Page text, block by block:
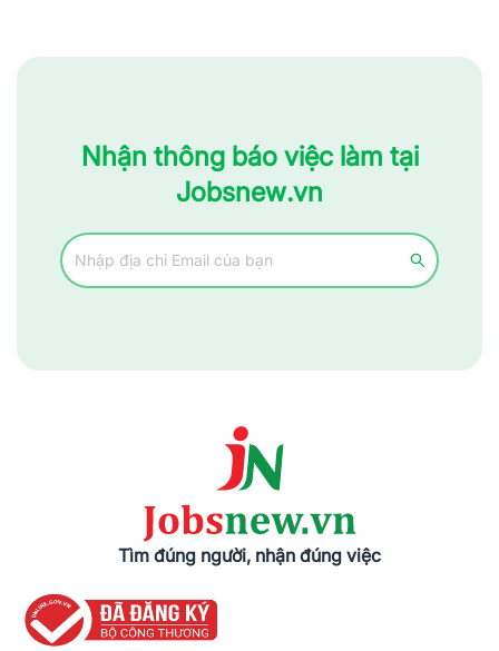
Nhận thông báo việc làm tại
Jobsnew.vn
Tìm đúng người, nhận đúng việc